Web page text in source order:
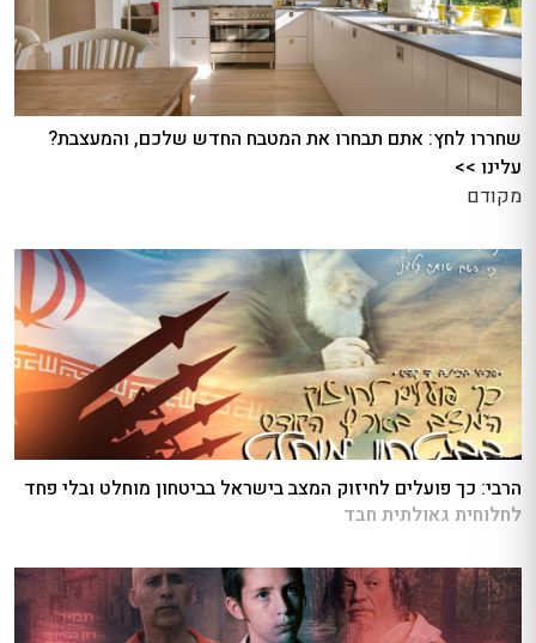
שחררו לחץ: אתם תבחרו את המטבח החדש שלכם, והמעצבת?
עלינו >>
מקודם
הרבי: כך פועלים לחיזוק המצב בישראל בביטחון מוחלט ובלי פחד
לחלוחית גאולתית חבד